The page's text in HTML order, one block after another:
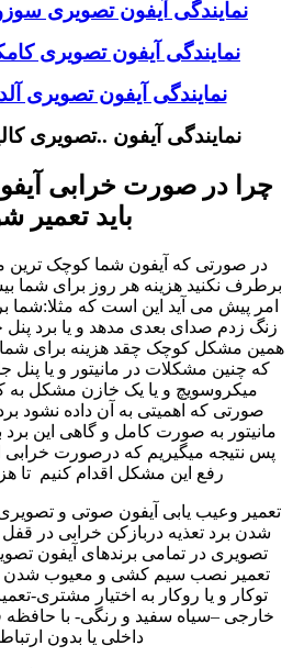
نمایندگی آیفون تصویری
نمایندگی آیفون تصویری
نمایندگی آیفون تصویری
نمایندگی آیفون ..تصویری
چرا در صورت خرابی
باید تعمیر
در صورتی که آیفون شما کوچک ترین
برطرف نکنید هزینه هر روز برای شما
امر پیش می آید این است که مثلا:شما
زنگ زدم صدای بعدی مدهد و یا برد
همین مشکل کوچک چقد هزینه برای شما
که چنین مشکلات در مانیتور و یا پنل
میکروسویچ و یا یک خازن مشکل
صورتی که اهمیتی به آن داده نشود
مانیتور به صورت کامل و گاهی این
پس نتیجه میگیریم که درصورت خرابی
رفع این مشکل اقدام کنیم تا
تعمیر وعیب یابی آیفون صوتی و تصویری
شدن برد تعذیه دربازکن خرابی در
تصویری در تمامی برندهای آیفون
تعمیر نصب سیم کشی و معیوب شدن
توکار و یا روکار به اختیار مشتری-
خارجی –سیاه سفید و رنگی- با
داخلی یا بدون